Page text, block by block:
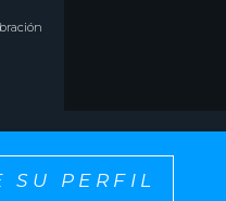
SU PERFIL